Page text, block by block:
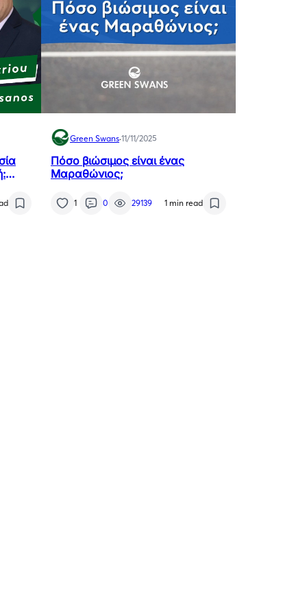
Green Swans·11/11/2025
Πόσο βιώσιμος είναι ένας
Μαραθώνιος;
1 0 29139 1 min read